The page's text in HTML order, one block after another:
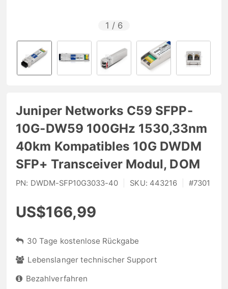
1 / 6
Juniper Networks C59 SFPP-
10G-DW59 100GHz 1530,33nm
40km Kompatibles 10G DWDM
SFP+ Transceiver Modul, DOM
PN: DWDM-SFP10G3033-40 SKU: 443216 #7301
US$166,99
30 Tage kostenlose Rückgabe
Lebenslanger technischer Support
Bezahlverfahren